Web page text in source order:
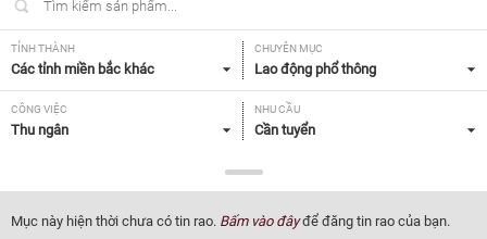
TỈNH THÀNH
Các tỉnh miền bắc khác
CHUYÊN MỤC
Lao động phổ thông
CÔNG VIỆC
Thu ngân
NHU CẦU
Cần tuyển
Tất cả
Mục này hiện thời chưa có tin rao. Bấm vào đâyđể đăng tin rao của bạn.